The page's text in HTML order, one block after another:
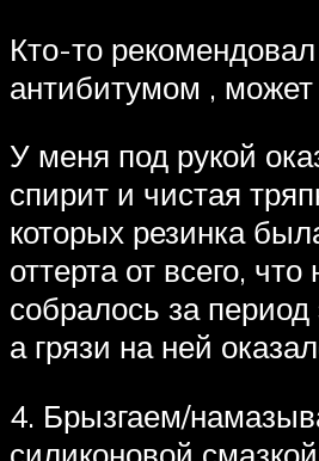
Кто-то
антибитумом , может
У меня под рукой
спирит и чистая
которых резинка
оттерта от всего, что
собралось за период
а грязи на ней
4. Брызгаем/